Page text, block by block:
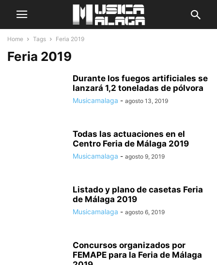
Home Tags Feria 2019
Feria 2019
Durante los fuegos artificiales se
lanzará 1,2 toneladas de pólvora
Musicamalaga - agosto 13, 2019
Todas las actuaciones en el
Centro Feria de Málaga 2019
Musicamalaga - agosto 9, 2019
Listado y plano de casetas Feria
de Málaga 2019
Musicamalaga - agosto 6, 2019
Concursos organizados por
FEMAPE para la Feria de Málaga